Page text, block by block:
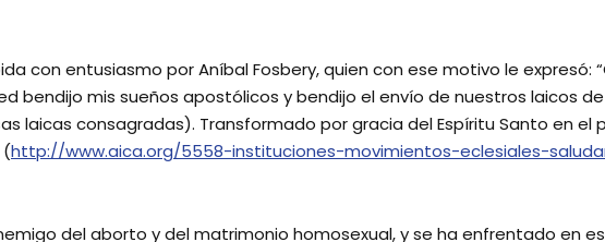
con entusiasmo por Aníbal Fosbery, quien con ese motivo le expresó:
bendijo mis sueños apostólicos y bendijo el envío de nuestros laicos de
laicas consagradas). Transformado por gracia del Espíritu Santo en el
(http://www.aica.org/5558-instituciones-movimientos-eclesiales-
del aborto y del matrimonio homosexual, y se ha enfrentado en